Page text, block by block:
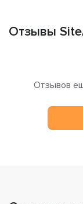
Отзывы
Отзывов